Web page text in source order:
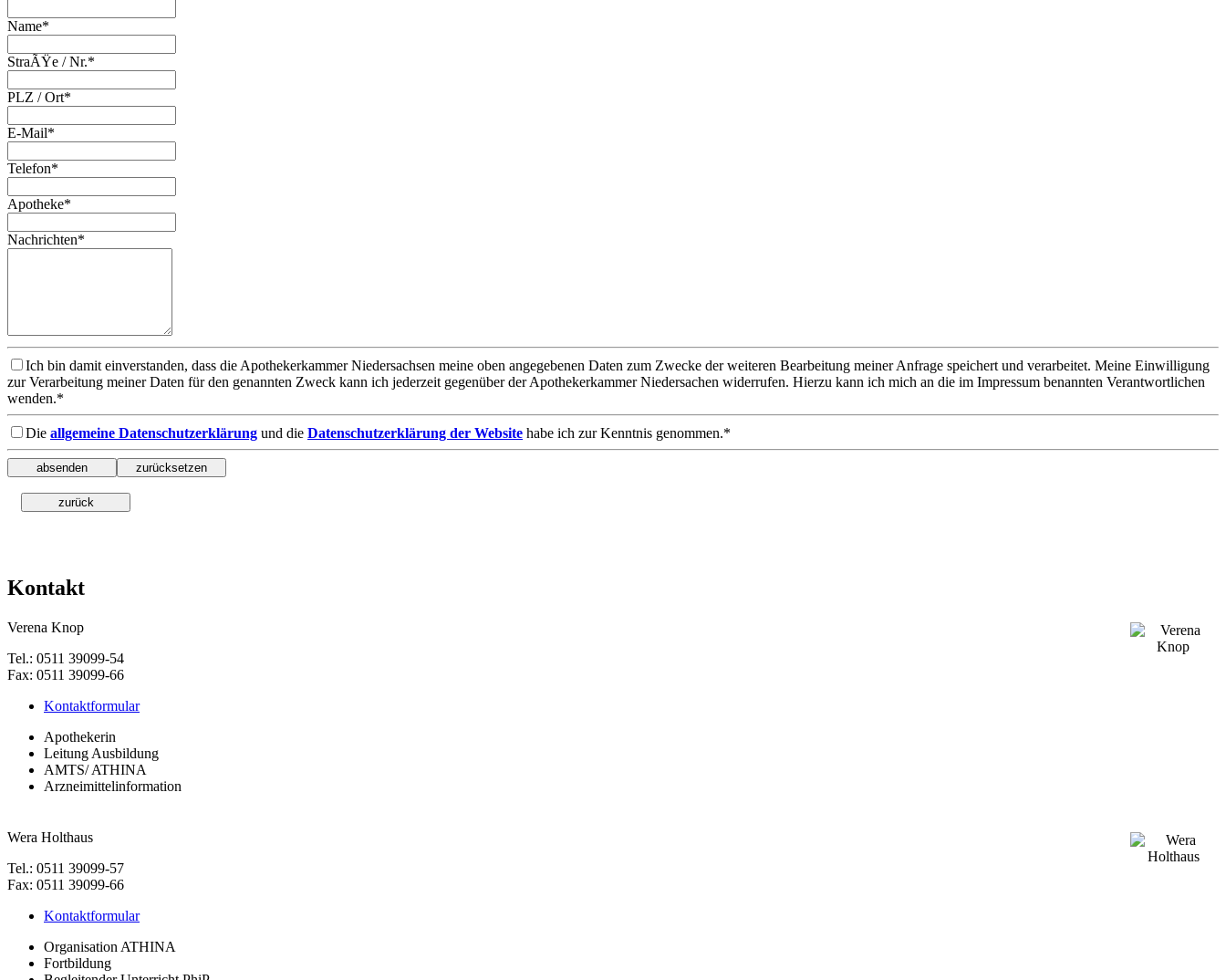
Name*
StraÃŸe / Nr.*
PLZ / Ort*
E-Mail*
Telefon*
Apotheke*
Nachrichten*
Ich bin damit einverstanden, dass die Apothekerkammer Niedersachsen meine oben angegebenen Daten zum Zwecke der weiteren Bearbeitung meiner Anfrage speichert und verarbeitet. Meine Einwilligung
zur Verarbeitung meiner Daten für den genannten Zweck kann ich jederzeit gegenüber der Apothekerkammer Niedersachen widerrufen. Hierzu kann ich mich an die im Impressum benannten Verantwortlichen
wenden.*
Die allgemeine Datenschutzerklärung und die Datenschutzerklärung der Website habe ich zur Kenntnis genommen.*
Kontakt
Verena Knop
Tel.: 0511 39099-54
Fax: 0511 39099-66
Kontaktformular
Apothekerin
Leitung Ausbildung
AMTS/ ATHINA
Arzneimittelinformation
Wera Holthaus
Tel.: 0511 39099-57
Fax: 0511 39099-66
Kontaktformular
Organisation ATHINA
Fortbildung